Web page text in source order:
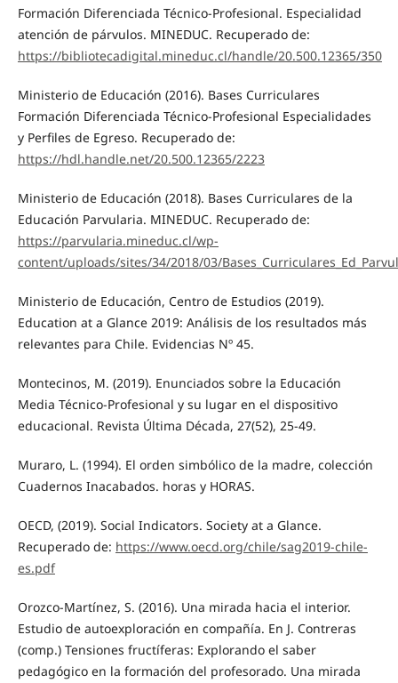
Formación Diferenciada Técnico-Profesional. Especialidad
atención de párvulos. MINEDUC. Recuperado de:
https://bibliotecadigital.mineduc.cl/handle/20.500.12365/350
Ministerio de Educación (2016). Bases Curriculares
Formación Diferenciada Técnico-Profesional Especialidades
y Perfiles de Egreso. Recuperado de:
https://hdl.handle.net/20.500.12365/2223
Ministerio de Educación (2018). Bases Curriculares de la
Educación Parvularia. MINEDUC. Recuperado de:
https://parvularia.mineduc.cl/wp-
content/uploads/sites/34/2018/03/
Ministerio de Educación, Centro de Estudios (2019).
Education at a Glance 2019: Análisis de los resultados más
relevantes para Chile. Evidencias Nº 45.
Montecinos, M. (2019). Enunciados sobre la Educación
Media Técnico-Profesional y su lugar en el dispositivo
educacional. Revista Última Década, 27(52), 25-49.
Muraro, L. (1994). El orden simbólico de la madre, colección
Cuadernos Inacabados. horas y HORAS.
OECD, (2019). Social Indicators. Society at a Glance.
Recuperado de: https://www.oecd.org/chile/sag2019-chile-
es.pdf
Orozco-Martínez, S. (2016). Una mirada hacia el interior.
Estudio de autoexploración en compañía. En J. Contreras
(comp.) Tensiones fructíferas: Explorando el saber
pedagógico en la formación del profesorado. Una mirada